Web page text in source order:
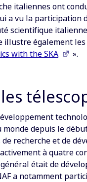
italiennes ont
a vu la participation
scientifique
illustre également
with the SKA ».
depuis le
recherche et de
à quatre
était de
a notamment